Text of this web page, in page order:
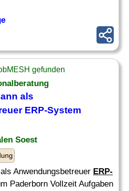
gefunden
als
ERP-System
Soest
Anwendungsbetreuer ERP-
Paderborn Vollzeit Aufgaben